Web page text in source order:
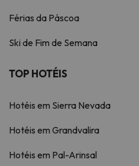
Férias da Páscoa
Ski de Fim de Semana
TOP HOTÉIS
Hotéis em Sierra Nevada
Hotéis em Grandvalira
Hotéis em Pal-Arinsal